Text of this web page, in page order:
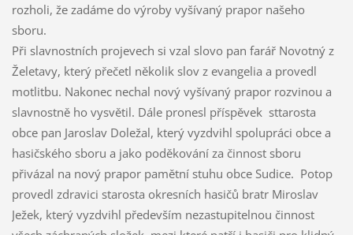
rozholi, že zadáme do výroby vyšívaný prapor našeho
sboru.
Při slavnostních projevech si vzal slovo pan farář Novotný z
Želetavy, který přečetl několik slov z evangelia a provedl
motlitbu. Nakonec nechal nový vyšívaný prapor rozvinou a
slavnostně ho vysvětil. Dále pronesl příspěvek sttarosta
obce pan Jaroslav Doležal, který vyzdvihl spolupráci obce a
hasičského sboru a jako poděkování za činnost sboru
přivázal na nový prapor pamětní stuhu obce Sudice. Potop
provedl zdravici starosta okresních hasičů bratr Miroslav
Ježek, který vyzdvihl především nezastupitelnou činnost